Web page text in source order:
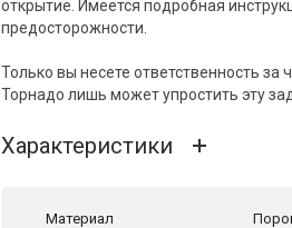
открытие. Имеется подробная
предосторожности.
Только вы несете ответственность за
Торнадо лишь может упростить эту
Характеристики
Материал